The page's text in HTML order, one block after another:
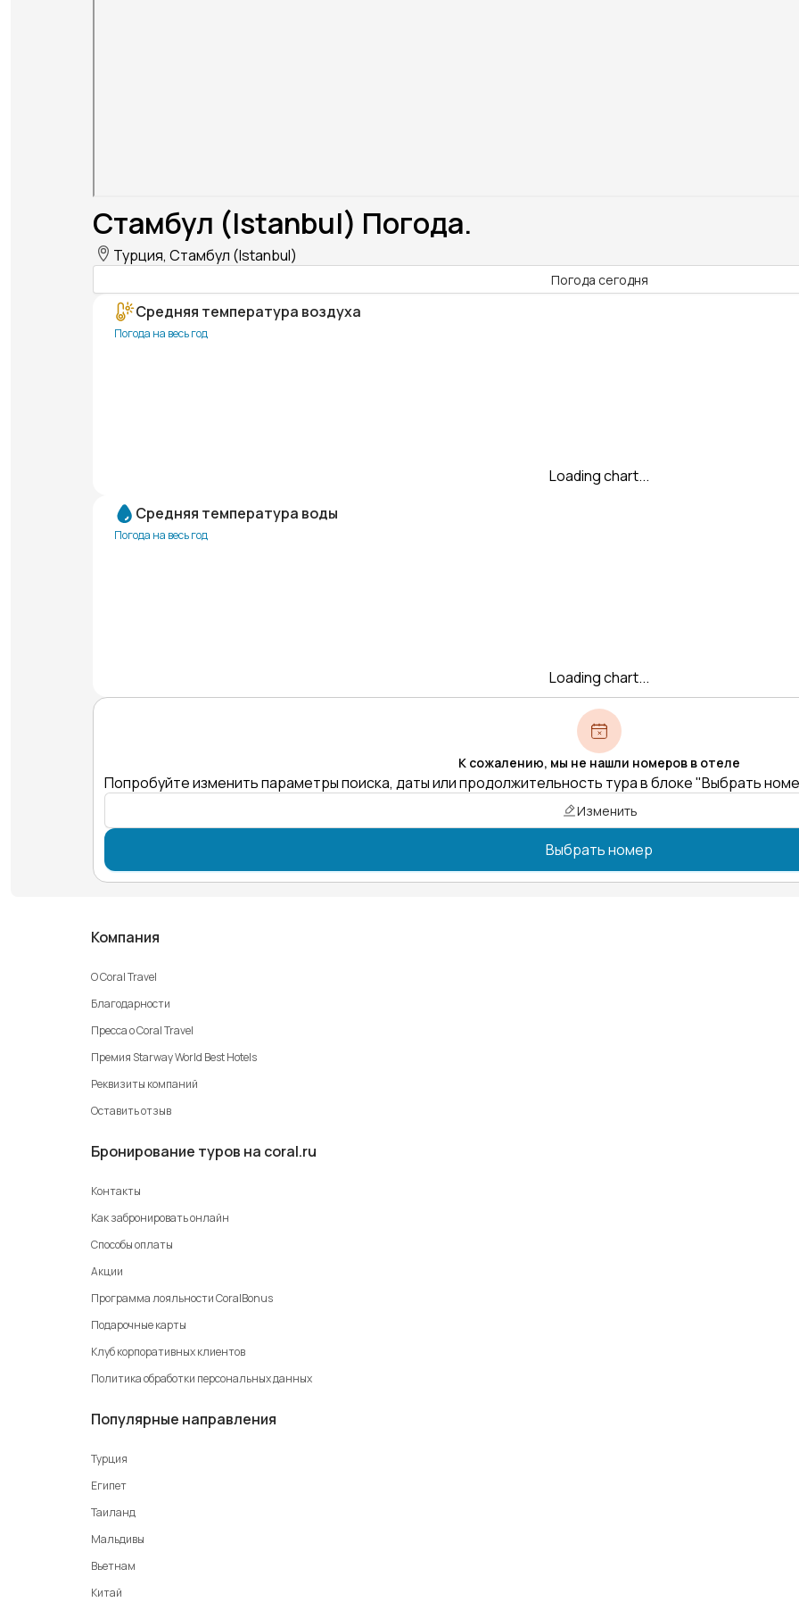
Стамбул (Istanbul) Погода.
Турция, Стамбул (Istanbul)
Погода сегодня
Средняя температура воздуха
Погода на весь год
Loading chart...
Средняя температура воды
Погода на весь год
Loading chart...
К сожалению, мы не нашли номеров в отеле
Попробуйте изменить параметры поиска, даты или продолжительность тура в блоке "Выбрать
Изменить
Выбрать номер
Компания
О Coral Travel
Благодарности
Пресса о Coral Travel
Премия Starway World Best Hotels
Реквизиты компаний
Оставить отзыв
Бронирование туров на coral.ru
Контакты
Как забронировать онлайн
Способы оплаты
Акции
Программа лояльности CoralBonus
Подарочные карты
Клуб корпоративных клиентов
Политика обработки персональных данных
Популярные направления
Турция
Египет
Таиланд
Мальдивы
Вьетнам
Китай